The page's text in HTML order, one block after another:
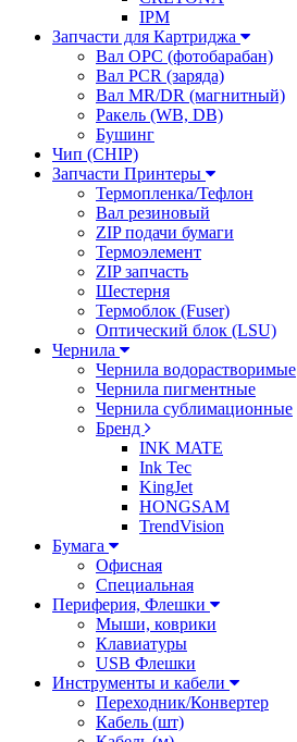
IPM
Запчасти для Картриджа
Вал OPC (фотобарабан)
Вал PCR (заряда)
Вал MR/DR (магнитный)
Ракель (WB, DB)
Бушинг
Чип (CHIP)
Запчасти Принтеры
Термопленка/Тефлон
Вал резиновый
ZIP подачи бумаги
Термоэлемент
ZIP запчасть
Шестерня
Термоблок (Fuser)
Оптический блок (LSU)
Чернила
Чернила водорастворимые
Чернила пигментные
Чернила сублимационные
Бренд
INK MATE
Ink Tec
KingJet
HONGSAM
TrendVision
Бумага
Офисная
Специальная
Периферия, Флешки
Мыши, коврики
Клавиатуры
USB Флешки
Инструменты и кабели
Переходник/Конвертер
Кабель (шт)